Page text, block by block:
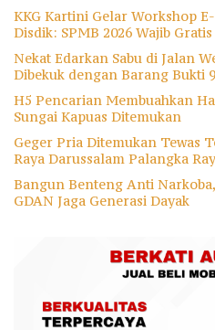
KKG Kartini Gelar Workshop
Disdik: SPMB 2026 Wajib
Nekat Edarkan Sabu di Jalan
Dibekuk dengan Barang Bukti
H5 Pencarian Membuahkan
Sungai Kapuas Ditemukan
Geger Pria Ditemukan Tewas
Raya Darussalam Palangka
Bangun Benteng Anti
GDAN Jaga Generasi Dayak